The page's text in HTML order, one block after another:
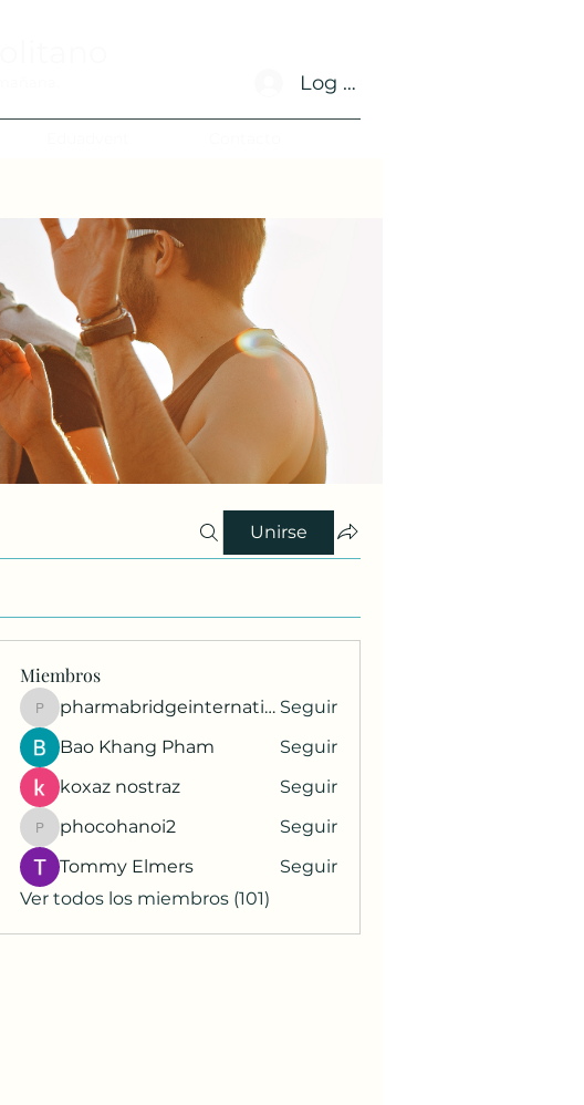
Log In
Unirse
Miembros
pharmabridgeinternational1
pharmabridgeinternational1 Seguir
Bao Khang Pham
Seguir
koxaz nostraz
Seguir
phocohanoi2
phocohanoi2
Seguir
Tommy Elmers
Seguir
Ver todos los miembros (101)